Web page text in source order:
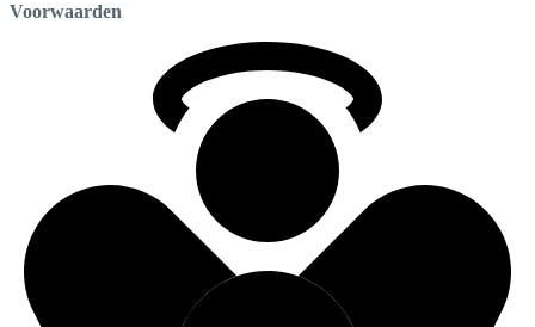
Voorwaarden